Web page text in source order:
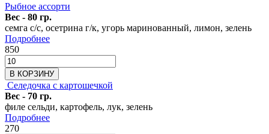
Рыбное ассорти
Вес - 80 гр.
семга с/с, осетрина г/к, угорь маринованный, лимон, зелень
Подробнее
850
В КОРЗИНУ
Селедочка с картошечкой
Вес - 70 гр.
филе сельди, картофель, лук, зелень
Подробнее
270